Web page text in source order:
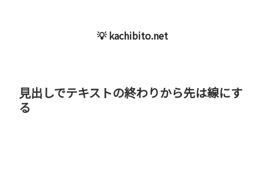
💡 kachibito.net
見出しでテキストの終わりから先は線にす
る